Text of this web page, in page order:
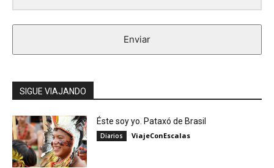
Enviar
SIGUE VIAJANDO
Éste soy yo. Pataxó de Brasil
Diarios ViajeConEscalas